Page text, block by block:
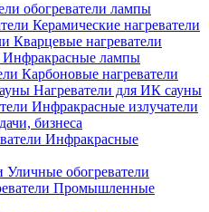
обогреватели лампы
Керамические нагреватели
Кварцевые нагреватели
Инфракрасные лампы
Карбоновые нагреватели
Нагреватели для ИК сауны
Инфракрасные излучатели
бизнеса
Инфракрасные
Уличные обогреватели
Промышленные